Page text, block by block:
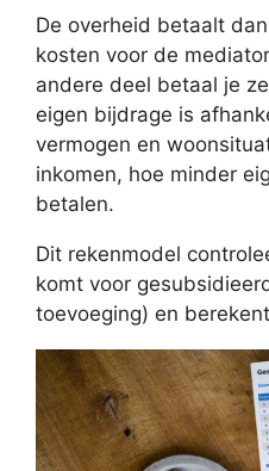
De overheid betaalt
kosten voor de
andere deel betaal je
eigen bijdrage is
vermogen en
inkomen, hoe minder
betalen.
Dit rekenmodel
komt voor
toevoeging) en